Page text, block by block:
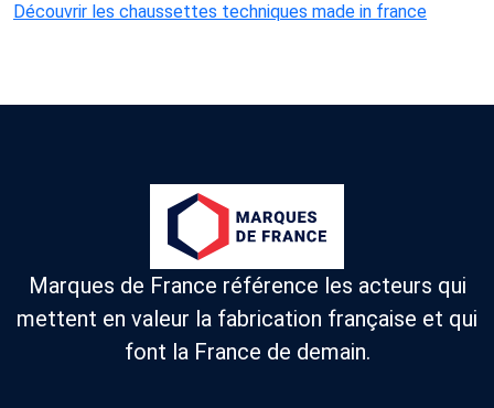
Découvrir les chaussettes techniques made in france
Marques de France référence les acteurs qui
mettent en valeur la fabrication française et qui
font la France de demain.